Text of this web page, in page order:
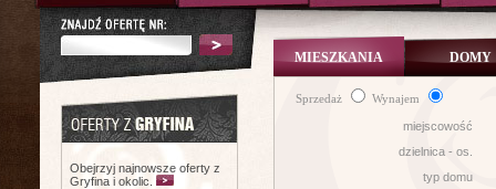
Obejrzyj najnowsze oferty z
Gryfina i okolic.
Sprzedaż Wynajem
MIESZKANIA DOMY
miejscowość
dzielnica - os.
typ domu